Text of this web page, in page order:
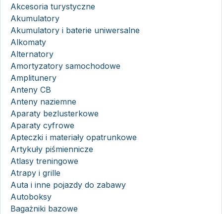
Akcesoria turystyczne
Akumulatory
Akumulatory i baterie uniwersalne
Alkomaty
Alternatory
Amortyzatory samochodowe
Amplitunery
Anteny CB
Anteny naziemne
Aparaty bezlusterkowe
Aparaty cyfrowe
Apteczki i materiały opatrunkowe
Artykuły piśmiennicze
Atlasy treningowe
Atrapy i grille
Auta i inne pojazdy do zabawy
Autoboksy
Bagażniki bazowe